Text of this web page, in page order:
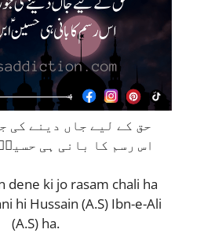
حق کے لیے جاں دینے کی
اس رسم کا بانی ہی
dene ki jo rasam chali ha
hi Hussain (A.S) Ibn-e-Ali
(A.S) ha.